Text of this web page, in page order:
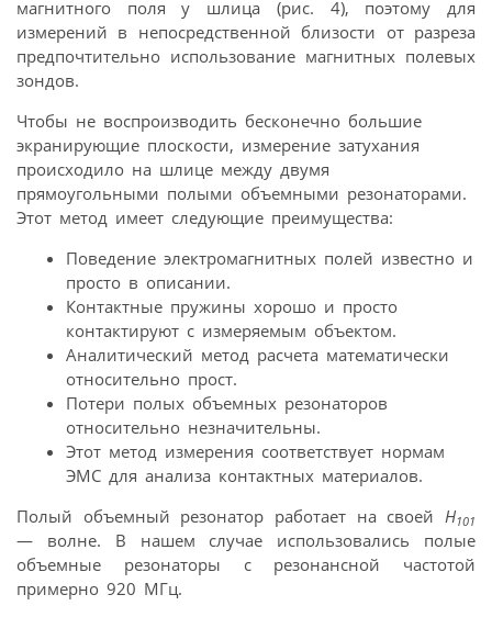
магнитного поля у шлица (рис. 4), поэтому для
измерений в непосредственной близости от разреза
предпочтительно использование магнитных полевых
зондов.
Чтобы не воспроизводить бесконечно большие
экранирующие плоскости, измерение затухания
происходило на шлице между двумя
прямоугольными полыми объемными резонаторами.
Этот метод имеет следующие преимущества:
Поведение электромагнитных полей известно и
просто в описании.
Контактные пружины хорошо и просто
контактируют с измеряемым объектом.
Аналитический метод расчета математически
относительно прост.
Потери полых объемных резонаторов
относительно незначительны.
Этот метод измерения соответствует нормам
ЭМС для анализа контактных материалов.
Полый объемный резонатор работает на своей H101
— волне. В нашем случае использовались полые
объемные резонаторы с резонансной частотой
примерно 920 МГц.